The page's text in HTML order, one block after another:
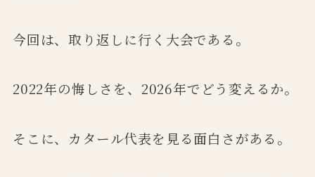
今回は、取り返しに行く大会である。
2022年の悔しさを、2026年でどう変えるか。
そこに、カタール代表を見る面白さがある。